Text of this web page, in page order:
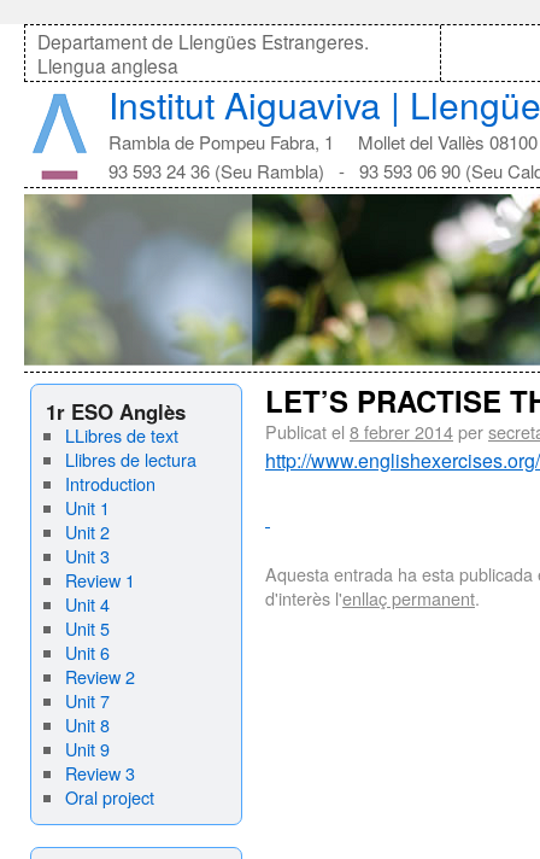
Departament de Llengües Estrangeres.
Llengua anglesa
Institut Aiguaviva |
Rambla de Pompeu Fabra, 1 Mollet del Vallès 08100
93 593 24 36 (Seu Rambla) - 93 593 06 90 (Seu
1r ESO Anglès
LLibres de text
Llibres de lectura
Introduction
Unit 1
Unit 2
Unit 3
Review 1
Unit 4
Unit 5
Unit 6
Review 2
Unit 7
Unit 8
Unit 9
Review 3
Oral project
LET’S PRACTISE
Publicat el 8 febrer 2014per
http://
Aquesta entrada ha esta
d'interès l'enllaç permanent.